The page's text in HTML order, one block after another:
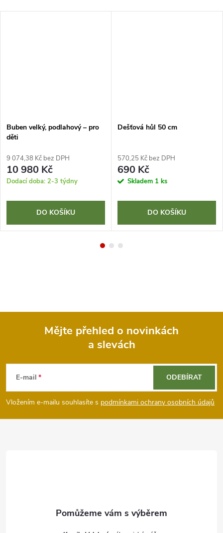
Buben velký, podlahový – pro
děti
9 074,38 Kč bez DPH
10 980 Kč
Dodací doba: 2-3 týdny
DO KOŠÍKU
Dešťová hůl 50 cm
570,25 Kč bez DPH
690 Kč
Skladem 1 ks
DO KOŠÍKU
p
a
Mějte přehled o novinkách
a slevách
E-mail
Vložením e-mailu souhlasíte s podmínkami ochrany osobních údajů
ODEBÍRAT